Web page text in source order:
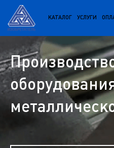
КАТАЛОГ УСЛУГИ